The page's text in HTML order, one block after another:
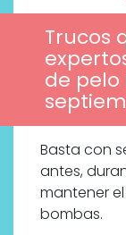
Trucos
de pelo
Basta con
antes,
mantener
bombas.